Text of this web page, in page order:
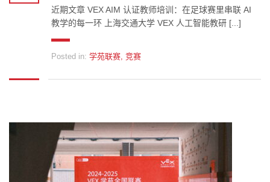
近期文章 VEX AIM 认证教师培训：在足球赛里串联 AI
教学的每一环 上海交通大学 VEX 人工智能教研 [...]
Posted in: 学苑联赛, 竞赛